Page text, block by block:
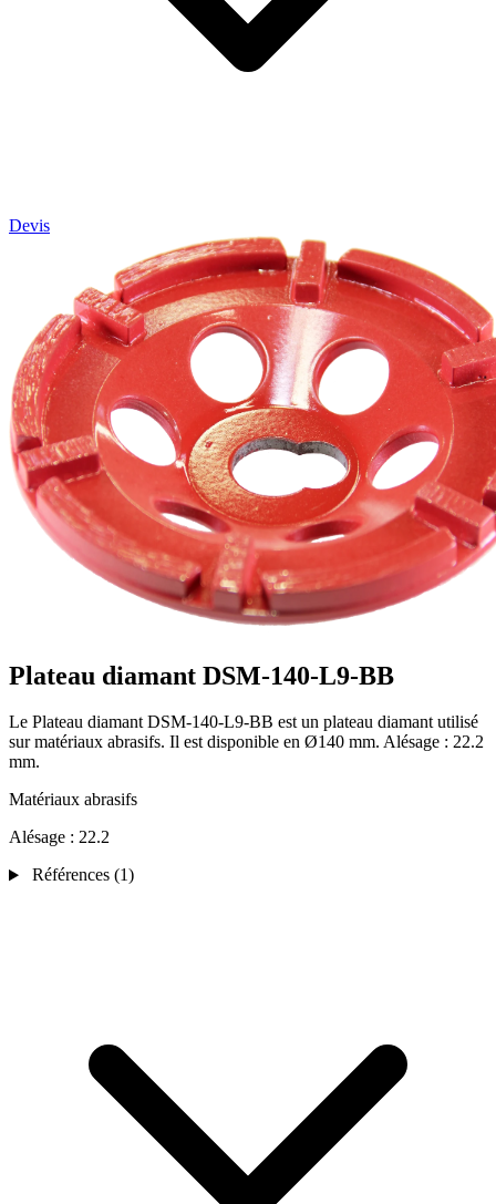
Devis
Plateau diamant DSM-140-L9-BB
Le Plateau diamant DSM-140-L9-BB est un plateau diamant utilisé
sur matériaux abrasifs. Il est disponible en Ø140 mm. Alésage : 22.2
mm.
Matériaux abrasifs
Alésage : 22.2
Références (1)